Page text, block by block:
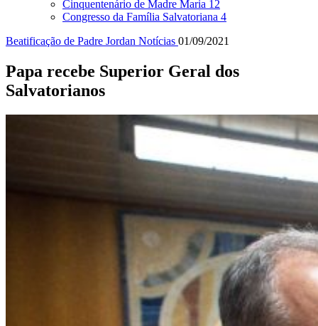
Cinquentenário de Madre Maria 12
Congresso da Família Salvatoriana 4
Beatificação de Padre Jordan Notícias 01/09/2021
Papa recebe Superior Geral dos
Salvatorianos